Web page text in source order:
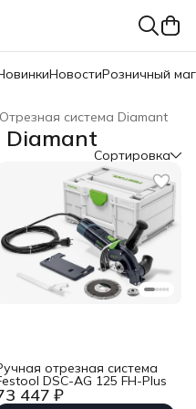
НовостиРозничный
Отрезная система Diamant
Diamant
Сортировка
447 ₽
отрезная система
DSC-AG 125 FH-Plus